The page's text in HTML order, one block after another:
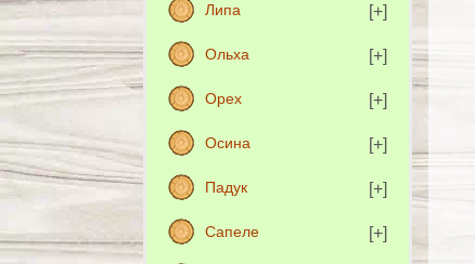
Липа
Ольха
Орех
Осина
Падук
Сапеле